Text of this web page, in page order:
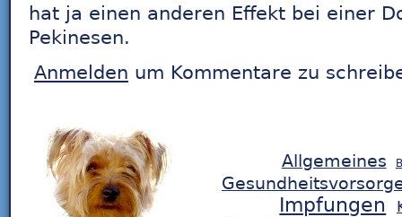
hat ja einen anderen Effekt bei einer
Pekinesen.
Anmelden um Kommentare zu
Allgemeines
Impfungen